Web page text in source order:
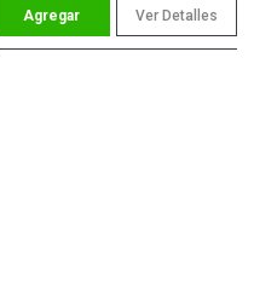
Ver Detalles